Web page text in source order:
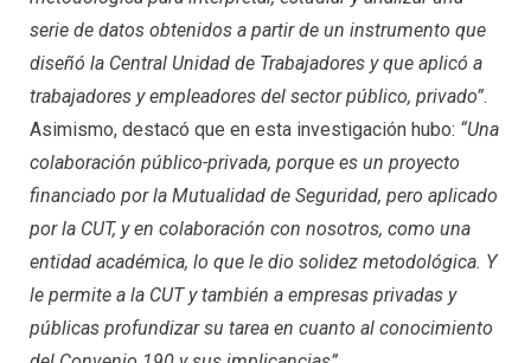
serie de datos obtenidos a partir de un instrumento que
diseñó la Central Unidad de Trabajadores y que aplicó a
trabajadores y empleadores del sector público, privado”.
Asimismo, destacó que en esta investigación hubo: “Una
colaboración público-privada, porque es un proyecto
financiado por la Mutualidad de Seguridad, pero aplicado
por la CUT, y en colaboración con nosotros, como una
entidad académica, lo que le dio solidez metodológica. Y
le permite a la CUT y también a empresas privadas y
públicas profundizar su tarea en cuanto al conocimiento